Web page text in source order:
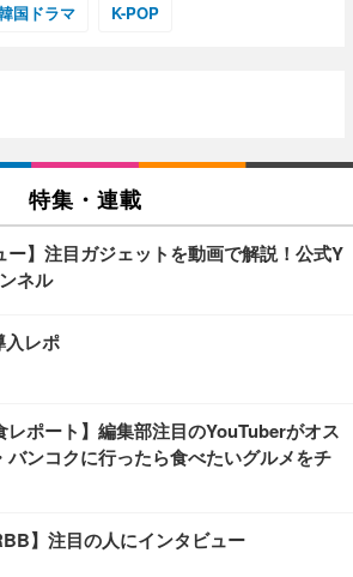
国ドラマ K-POP
特集・連載
ー】注目ガジェットを動画で解説！公式Y
ネル
入レポ
レポート】編集部注目のYouTuberがオス
バンコクに行ったら食べたいグルメをチ
】注目の人にインタビュー